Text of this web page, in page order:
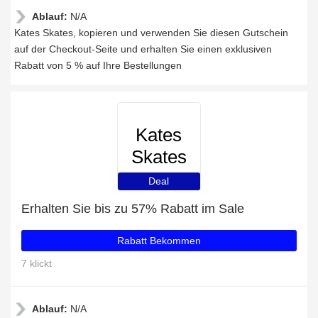
Ablauf: N/A
Kates Skates, kopieren und verwenden Sie diesen Gutschein
auf der Checkout-Seite und erhalten Sie einen exklusiven
Rabatt von 5 % auf Ihre Bestellungen
Kates
Skates
Deal
Erhalten Sie bis zu 57% Rabatt im Sale
Rabatt Bekommen
7 klickt
Ablauf: N/A